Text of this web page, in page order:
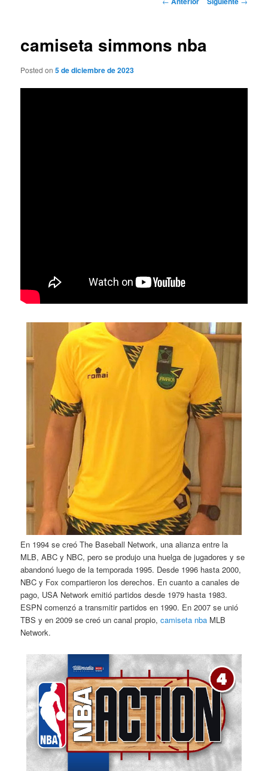
camiseta simmons nba
Posted on5 de diciembre de 2023
En 1994 se creó The Baseball Network, una alianza entre la
MLB, ABC y NBC, pero se produjo una huelga de jugadores y se
abandonó luego de la temporada 1995. Desde 1996 hasta 2000,
NBC y Fox compartieron los derechos. En cuanto a canales de
pago, USA Network emitió partidos desde 1979 hasta 1983.
ESPN comenzó a transmitir partidos en 1990. En 2007 se unió
TBS y en 2009 se creó un canal propio,camiseta nba MLB
Network.